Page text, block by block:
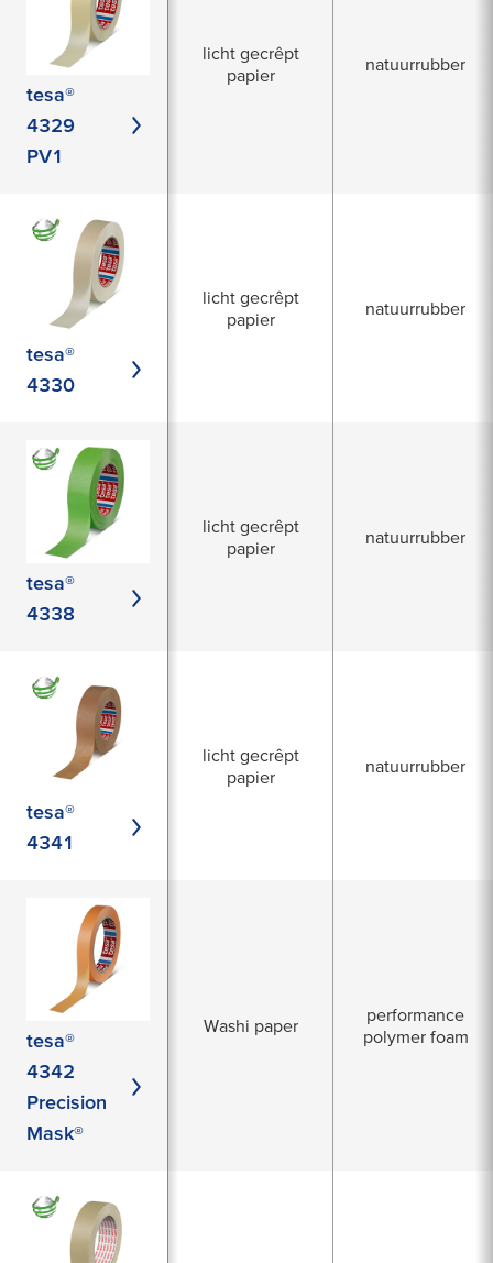
tesa®
4329
PV1
licht gecrêpt
papier
natuurrubber
tesa®
4330
licht gecrêpt
papier
natuurrubber
tesa®
4338
licht gecrêpt
papier
natuurrubber
tesa®
4341
licht gecrêpt
papier
natuurrubber
tesa®
4342
Precision
Mask®
Washi paper
performance
polymer foam